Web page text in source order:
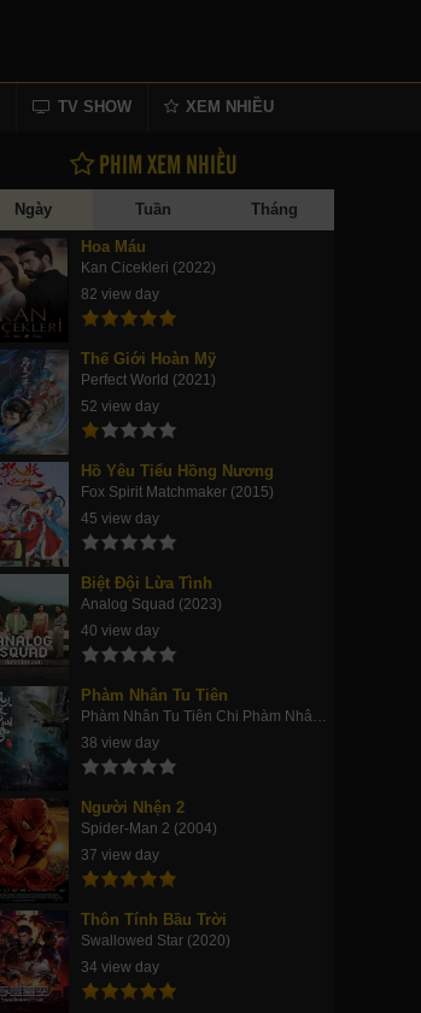
TV SHOW XEM NHIỀU
PHIM XEM NHIỀU
Ngày Tuần Tháng
Hoa Máu
Kan Cicekleri (2022)
82 view day
Thế Giới Hoàn Mỹ
Perfect World (2021)
52 view day
Hồ Yêu Tiểu Hồng Nương
Fox Spirit Matchmaker (2015)
45 view day
Biệt Đội Lừa Tình
Analog Squad (2023)
40 view day
Phàm Nhân Tu Tiên
Phàm Nhân Tu Tiên Chi Phàm Nhân Phong Khởi Thiên Nam, Fan Ren Xiu Xian Zhuan (2020)
38 view day
Người Nhện 2
Spider-Man 2 (2004)
37 view day
Thôn Tính Bầu Trời
Swallowed Star (2020)
34 view day